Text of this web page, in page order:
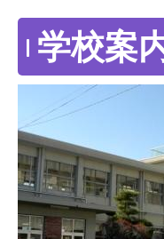
学校案